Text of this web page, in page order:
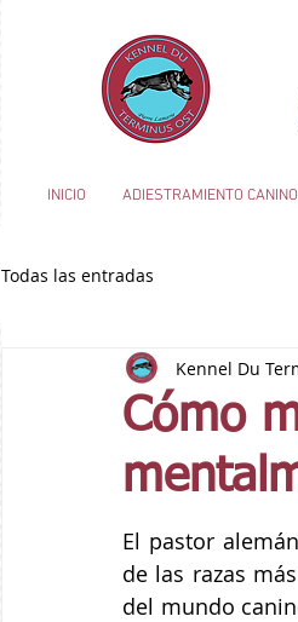
Todas las entradas
Cómo
Kennel Du
El pastor
de las razas
del mundo
INICIO ADIESTRAMIENTO CANINO